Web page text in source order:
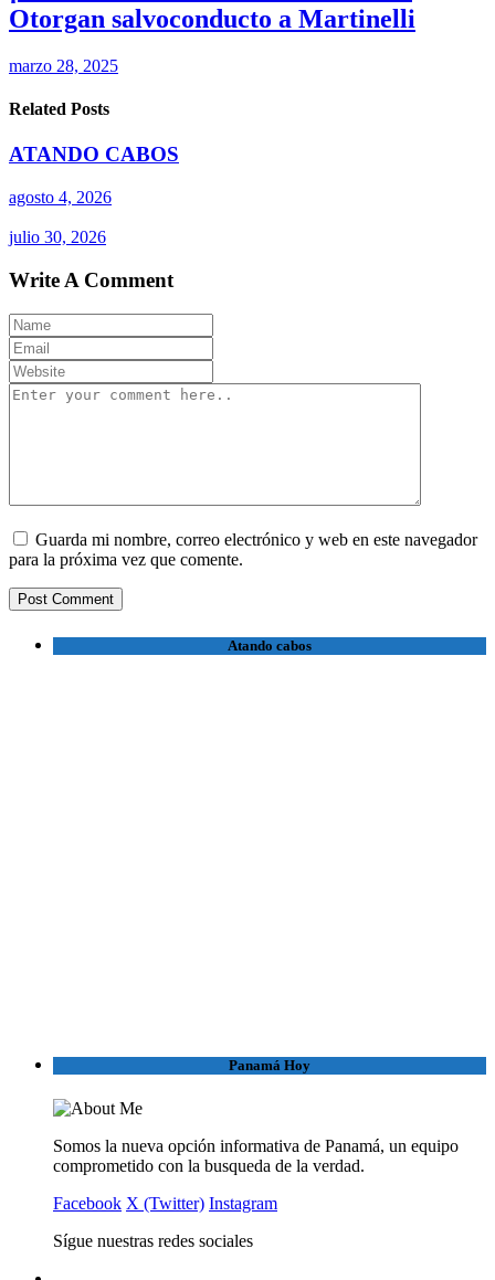
Otorgan salvoconducto a Martinelli
marzo 28, 2025
Related Posts
ATANDO CABOS
agosto 4, 2026
julio 30, 2026
Write A Comment
Guarda mi nombre, correo electrónico y web en este navegador
para la próxima vez que comente.
Atando cabos
Panamá Hoy
Somos la nueva opción informativa de Panamá, un equipo
comprometido con la busqueda de la verdad.
Facebook X (Twitter) Instagram
Sígue nuestras redes sociales